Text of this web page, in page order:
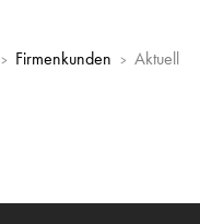
Firmenkunden
Aktuell